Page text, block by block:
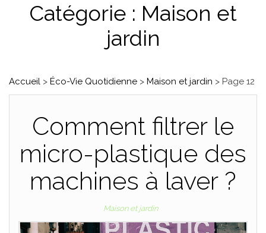
Catégorie : Maison et
jardin
Accueil > Éco-Vie Quotidienne > Maison et jardin > Page 12
Comment filtrer le
micro-plastique des
machines à laver ?
Maison et jardin